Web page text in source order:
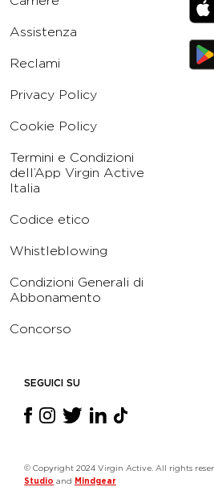
Assistenza
Reclami
Privacy Policy
Cookie Policy
Termini e Condizioni
dell’App Virgin Active
Italia
Codice etico
Whistleblowing
Condizioni Generali di
Abbonamento
Concorso
SEGUICI SU
© Copyright 2024 Virgin Active. All rights
Studio and Mindgear